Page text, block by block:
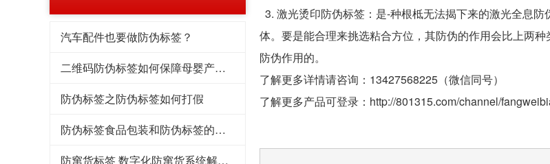
汽车配件也要做防伪标签？
二维码防伪标签如何保障母婴产品防伪不造假
防伪标签之防伪标签如何打假
防伪标签食品包装和防伪标签的标准
防窜货标签 数字化防窜货系统解决方案
3. 激光烫印防伪标签：是-种根柢无法揭下来的激光全息
体。要是能合理来挑选粘合方位，其防伪的作用会比上两种
防伪作用的。
了解更多详情请咨询：13427568225（微信同号）
了解更多产品可登录：http://801315.com/channel/